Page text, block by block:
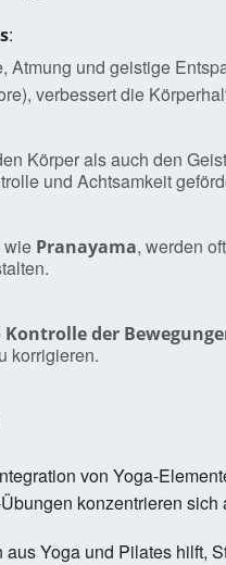
:
Atmung und geistige
verbessert die
Körper als auch den
und Achtsamkeit
wie Pranayama, werden
Kontrolle der
korrigieren.
von Yoga-
konzentrieren
aus Yoga und Pilates hilft,